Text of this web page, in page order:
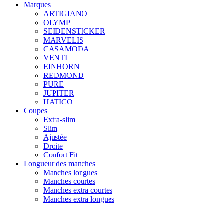
Marques
ARTIGIANO
OLYMP
SEIDENSTICKER
MARVELIS
CASAMODA
VENTI
EINHORN
REDMOND
PURE
JUPITER
HATICO
Coupes
Extra-slim
Slim
Ajustée
Droite
Confort Fit
Longueur des manches
Manches longues
Manches courtes
Manches extra courtes
Manches extra longues